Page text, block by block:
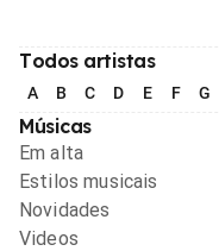
Todos artistas
A B C D E F G
Músicas
Em alta
Estilos musicais
Novidades
Videos